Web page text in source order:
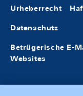
Urheberrecht
Datenschutz
Betrügerische E-
Websites